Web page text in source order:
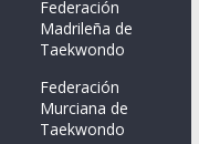
Federación
Madrileña de
Taekwondo
Federación
Murciana de
Taekwondo